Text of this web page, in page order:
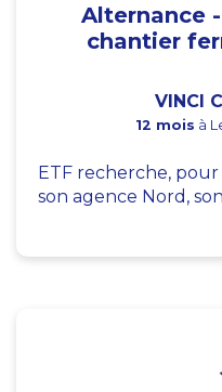
Alternance
chantier
VINCI
12 mois à
ETF recherche,
son agence Nord,